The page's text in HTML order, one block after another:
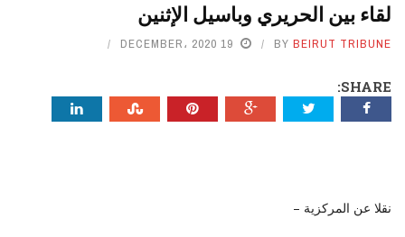
لقاء بين الحريري وباسيل الإثنين
BY BEIRUT TRIBUNE 19 DECEMBER، 2020
SHARE:
نقلا عن المركزية –